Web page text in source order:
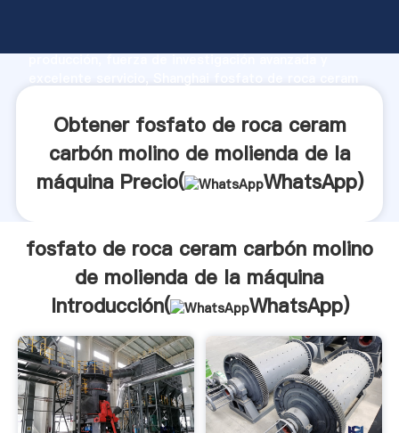
producción, fuerza de investigación avanzada y
crea el valor y aporta valores a todos los clientes.
Obtener fosfato de roca ceram
carbón molino de molienda de la
máquina Precio(
WhatsApp)
fosfato de roca ceram carbón molino
de molienda de la máquina
Introducción(
WhatsApp)